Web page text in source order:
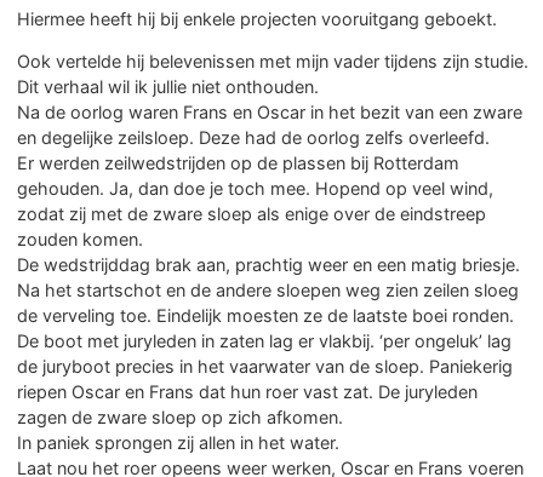
Hiermee heeft hij bij enkele projecten vooruitgang geboekt.
Ook vertelde hij belevenissen met mijn vader tijdens zijn studie.
Dit verhaal wil ik jullie niet onthouden.
Na de oorlog waren Frans en Oscar in het bezit van een zware
en degelijke zeilsloep. Deze had de oorlog zelfs overleefd.
Er werden zeilwedstrijden op de plassen bij Rotterdam
gehouden. Ja, dan doe je toch mee. Hopend op veel wind,
zodat zij met de zware sloep als enige over de eindstreep
zouden komen.
De wedstrijddag brak aan, prachtig weer en een matig briesje.
Na het startschot en de andere sloepen weg zien zeilen sloeg
de verveling toe. Eindelijk moesten ze de laatste boei ronden.
De boot met juryleden in zaten lag er vlakbij. ‘per ongeluk’ lag
de juryboot precies in het vaarwater van de sloep. Paniekerig
riepen Oscar en Frans dat hun roer vast zat. De juryleden
zagen de zware sloep op zich afkomen.
In paniek sprongen zij allen in het water.
Laat nou het roer opeens weer werken, Oscar en Frans voeren